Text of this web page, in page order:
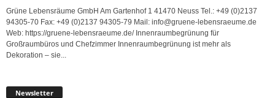
Grüne Lebensräume GmbH Am Gartenhof 1 41470 Neuss Tel.: +49 (0)2137
94305-70 Fax: +49 (0)2137 94305-79 Mail: info@gruene-lebensraeume.de
Web: https://gruene-lebensraeume.de/ Innenraumbegrünung für
Großraumbüros und Chefzimmer Innenraumbegrünung ist mehr als
Dekoration – sie...
Newsletter